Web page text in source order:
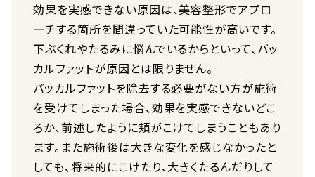
効果を実感できない原因は、美容整形でアプロ
ーチする箇所を間違っていた可能性が高いです。
下ぶくれやたるみに悩んでいるからといって、バッ
カルファットが原因とは限りません。
バッカルファットを除去する必要がない方が施術
を受けてしまった場合、効果を実感できないどこ
ろか、前述したように頬がこけてしまうこともあり
ます。また施術後は大きな変化を感じなかったと
しても、将来的にこけたり、大きくたるんだりして